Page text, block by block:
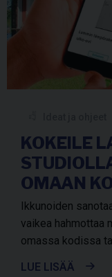
KOKEILE
OMAAN
Ikkunoiden
vaikea hahmottaa
omassa kodissa
LUE LISÄÄ